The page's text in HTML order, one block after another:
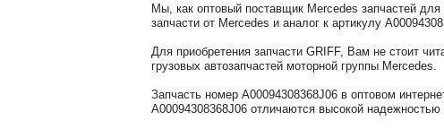
Мы, как оптовый поставщик Mercedes запчастей
запчасти от Mercedes и аналог к артикулу
Для приобретения запчасти GRIFF, Вам не стоит
грузовых автозапчастей моторной группы Mercedes.
Запчасть номер A00094308368J06 в оптовом
A00094308368J06 отличаются высокой надежностью